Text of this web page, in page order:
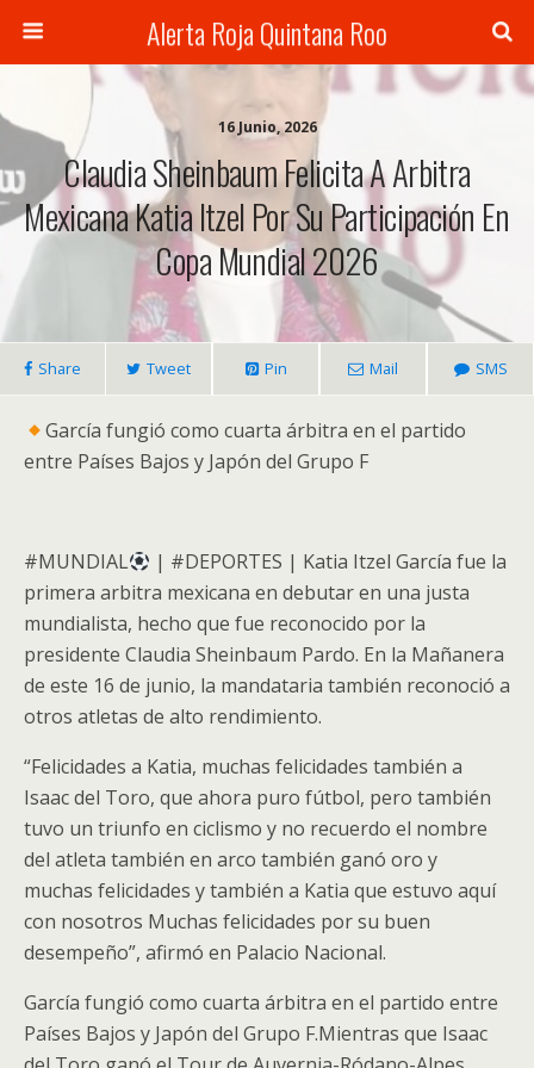
Alerta Roja Quintana Roo
16 Junio, 2026
Claudia Sheinbaum Felicita A Arbitra
Mexicana Katia Itzel Por Su Participación En
Copa Mundial 2026
Share Tweet Pin Mail SMS
García fungió como cuarta árbitra en el partido
entre Países Bajos y Japón del Grupo F
#MUNDIAL
| #DEPORTES | Katia Itzel García fue la
primera arbitra mexicana en debutar en una justa
mundialista, hecho que fue reconocido por la
presidente Claudia Sheinbaum Pardo. En la Mañanera
de este 16 de junio, la mandataria también reconoció a
otros atletas de alto rendimiento.
“Felicidades a Katia, muchas felicidades también a
Isaac del Toro, que ahora puro fútbol, pero también
tuvo un triunfo en ciclismo y no recuerdo el nombre
del atleta también en arco también ganó oro y
muchas felicidades y también a Katia que estuvo aquí
con nosotros Muchas felicidades por su buen
desempeño”, afirmó en Palacio Nacional.
García fungió como cuarta árbitra en el partido entre
Países Bajos y Japón del Grupo F.Mientras que Isaac